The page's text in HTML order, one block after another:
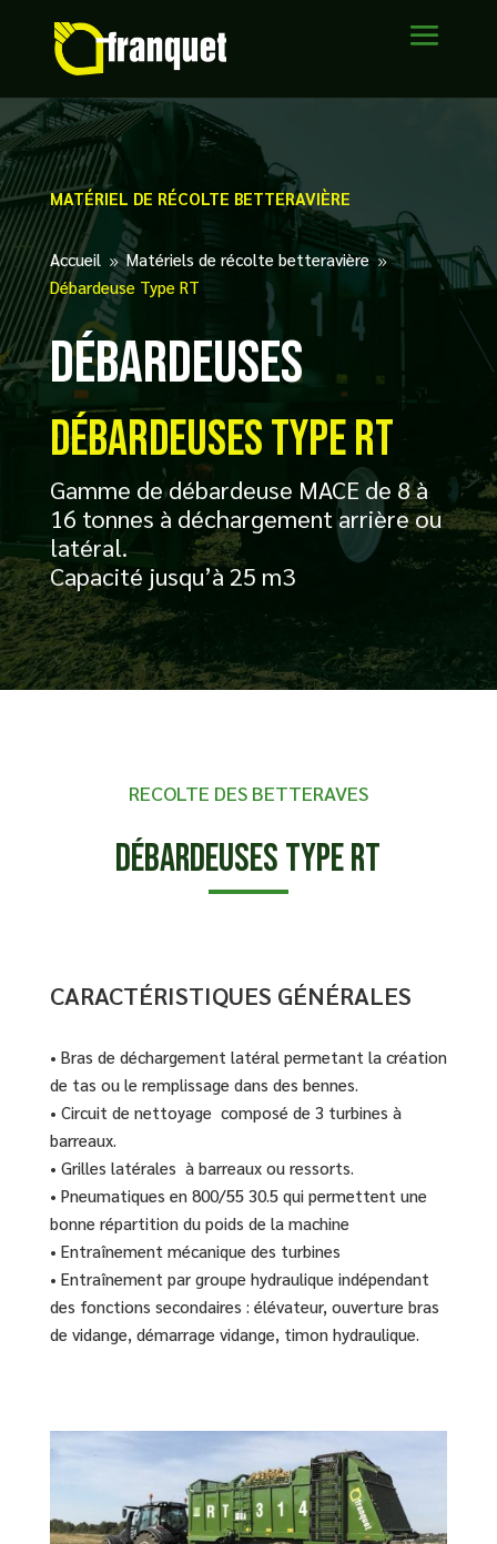
MATÉRIEL DE RÉCOLTE BETTERAVIÈRE
Accueil 9 Matériels de récolte betteravière 9
Débardeuse Type RT
Débardeuses
Débardeuses type rt
Gamme de débardeuse MACE de 8 à
16 tonnes à déchargement arrière ou
latéral.
Capacité jusqu’à 25 m3
RECOLTE DES BETTERAVES
DébardeuseS Type RT
CARACTÉRISTIQUES GÉNÉRALES
• Bras de déchargement latéral permetant la création
de tas ou le remplissage dans des bennes.
• Circuit de nettoyage composé de 3 turbines à
barreaux.
• Grilles latérales à barreaux ou ressorts.
• Pneumatiques en 800/55 30.5 qui permettent une
bonne répartition du poids de la machine
• Entraînement mécanique des turbines
• Entraînement par groupe hydraulique indépendant
des fonctions secondaires : élévateur, ouverture bras
de vidange, démarrage vidange, timon hydraulique.